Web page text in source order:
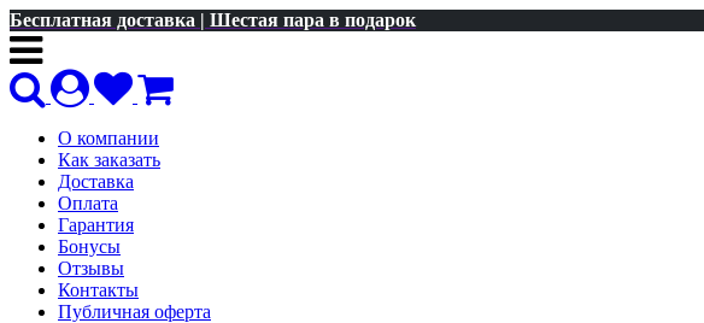
Бесплатная доставка | Шестая пара в подарок
О компании
Как заказать
Доставка
Оплата
Гарантия
Бонусы
Отзывы
Контакты
Публичная оферта